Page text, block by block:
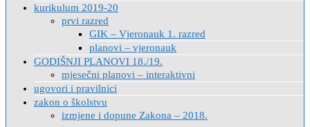
kurikulum 2019-20
prvi razred
GIK – Vjeronauk 1. razred
planovi – vjeronauk
GODIŠNJI PLANOVI 18./19.
mjesečni planovi – interaktivni
ugovori i pravilnici
zakon o školstvu
izmjene i dopune Zakona – 2018.